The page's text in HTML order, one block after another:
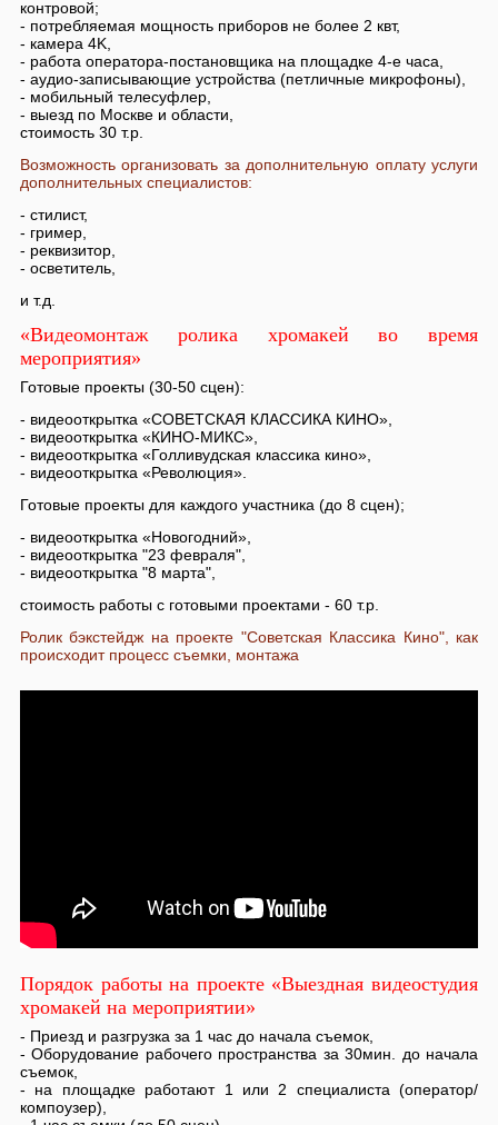
контровой;
- потребляемая мощность приборов не более 2 квт,
- камера 4K,
- работа оператора-постановщика на площадке 4-е часа,
- аудио-записывающие устройства (петличные микрофоны),
- мобильный телесуфлер,
- выезд по Москве и области,
стоимость 30 т.р.
Возможность организовать за дополнительную оплату услуги
дополнительных специалистов:
- стилист,
- гример,
- реквизитор,
- осветитель,
и т.д.
«Видеомонтаж ролика хромакей во время
мероприятия»
Готовые проекты (30-50 сцен):
- видеооткрытка «СОВЕТСКАЯ КЛАССИКА КИНО»,
- видеооткрытка «КИНО-МИКС»,
- видеооткрытка «Голливудская классика кино»,
- видеооткрытка «Революция».
Готовые проекты для каждого участника (до 8 сцен);
- видеооткрытка «Новогодний»,
- видеооткрытка "23 февраля",
- видеооткрытка "8 марта",
стоимость работы с готовыми проектами - 60 т.р.
Ролик бэкстейдж на проекте "Советская Классика Кино", как
происходит процесс съемки, монтажа
Порядок работы на проекте «Выездная видеостудия
хромакей на мероприятии»
- Приезд и разгрузка за 1 час до начала съемок,
- Оборудование рабочего пространства за 30мин. до начала
съемок,
- на площадке работают 1 или 2 специалиста (оператор/
компоузер),